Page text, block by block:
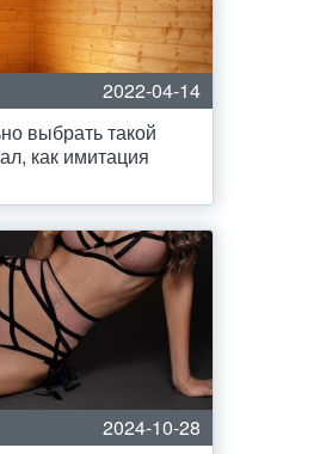
2022-04-14
выбрать такой
как имитация
2024-10-28